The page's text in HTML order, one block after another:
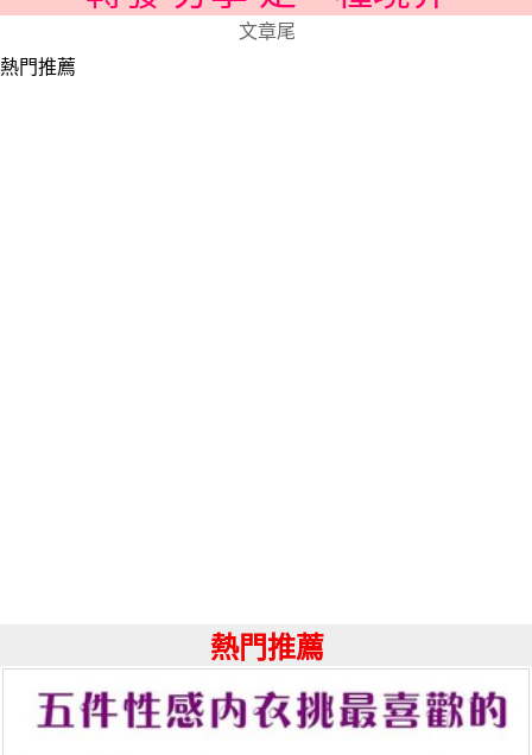
文章尾
熱門推薦
熱門推薦